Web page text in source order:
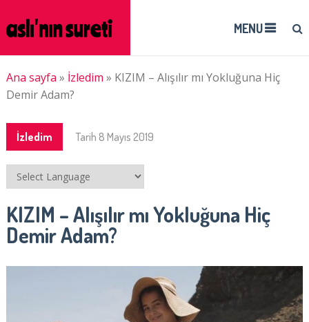
MENU
Ana sayfa » İzledim » KIZIM – Alışılır mı Yokluğuna Hiç
Demir Adam?
İzledim Tarih 8 Mayıs 2019
KIZIM – Alışılır mı Yokluğuna Hiç
Demir Adam?